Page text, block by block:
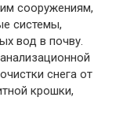
сооружениям,
системы,
вод в почву.
снега от
крошки,